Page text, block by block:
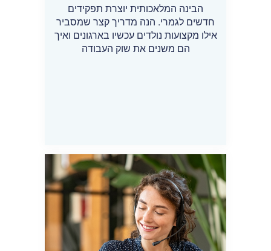
הבינה המלאכותית יוצרת תפקידים
חדשים לגמרי. הנה מדריך קצר שמסביר
אילו מקצועות נולדים עכשיו בארגונים ואיך
הם משנים את שוק העבודה